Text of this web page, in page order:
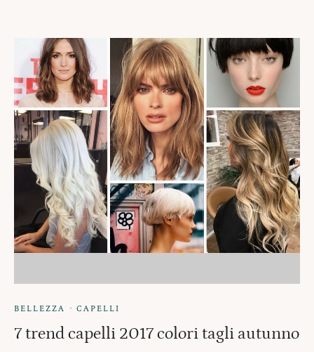
BELLEZZA · CAPELLI
7 trend capelli 2017 colori tagli autunno